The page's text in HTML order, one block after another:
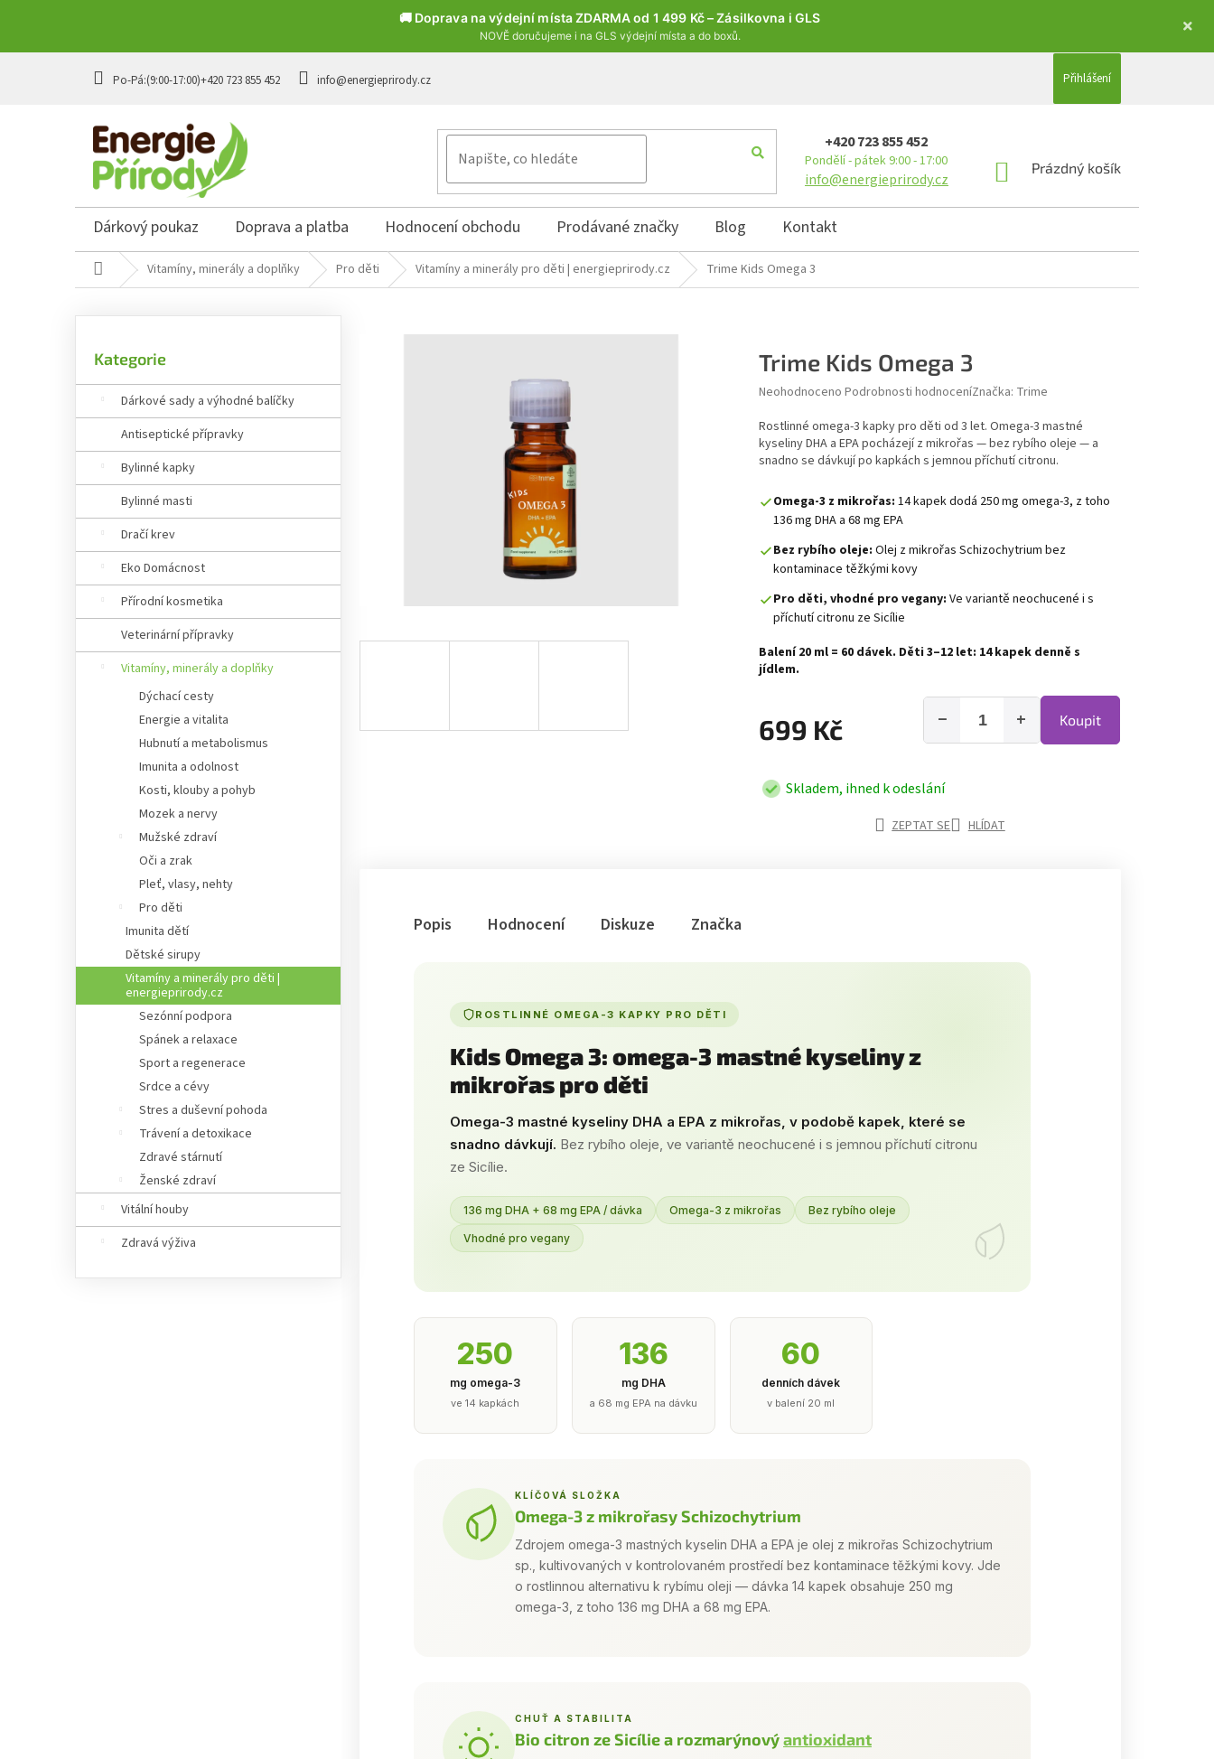
🚚 Doprava na výdejní místa ZDARMA od 1 499 Kč – Zásilkovna i GLS
NOVĚ doručujeme i na GLS výdejní místa a do boxů.
+420 723 855 452 info@energieprirody.cz Přihlášení
+420 723 855 452
Pondělí - pátek 9:00 - 17:00
info@energieprirody.cz
NÁKUPNÍ KOŠÍK
Prázdný košík
Dárkový poukaz Doprava a platba Hodnocení obchodu Prodávané značky Blog Kontakt
Domů Vitamíny, minerály a doplňky Pro děti Vitamíny a minerály pro děti | energieprirody.cz Trime Kids Omega 3
Kategorie
Dárkové sady a výhodné balíčky
Antiseptické přípravky
Bylinné kapky
Bylinné masti
Dračí krev
Eko Domácnost
Přírodní kosmetika
Veterinární přípravky
Vitamíny, minerály a doplňky
Dýchací cesty
Energie a vitalita
Hubnutí a metabolismus
Imunita a odolnost
Kosti, klouby a pohyb
Mozek a nervy
Mužské zdraví
Oči a zrak
Pleť, vlasy, nehty
Pro děti
Imunita dětí
Dětské sirupy
Vitamíny a minerály pro děti |
energieprirody.cz
Sezónní podpora
Spánek a relaxace
Sport a regenerace
Srdce a cévy
Stres a duševní pohoda
Trávení a detoxikace
Zdravé stárnutí
Ženské zdraví
Vitální houby
Zdravá výživa
Trime Kids Omega 3
Průměrné hodnocení produktu je 0,0 z 5 hvězdiček.
Neohodnoceno Podrobnosti hodnoceníZnačka: Trime
Rostlinné omega-3 kapky pro děti od 3 let. Omega-3 mastné
kyseliny DHA a EPA pocházejí z mikrořas — bez rybího oleje — a
snadno se dávkují po kapkách s jemnou příchutí citronu.
Omega-3 z mikrořas: 14 kapek dodá 250 mg omega-3, z toho
136 mg DHA a 68 mg EPA
Bez rybího oleje: Olej z mikrořas Schizochytrium bez
kontaminace těžkými kovy
Pro děti, vhodné pro vegany: Ve variantě neochucené i s
příchutí citronu ze Sicílie
Balení 20 ml = 60 dávek. Děti 3–12 let: 14 kapek denně s
jídlem.
699 Kč +
− Koupit
Skladem, ihned k odeslání
ZEPTAT SE HLÍDAT
Popis Hodnocení Diskuze Značka
ROSTLINNÉ OMEGA-3 KAPKY PRO DĚTI
Kids Omega 3: omega-3 mastné kyseliny z
mikrořas pro děti
Omega-3 mastné kyseliny DHA a EPA z mikrořas, v podobě kapek, které se
snadno dávkují. Bez rybího oleje, ve variantě neochucené i s jemnou příchutí citronu
ze Sicílie.
136 mg DHA + 68 mg EPA / dávka Omega-3 z mikrořas Bez rybího oleje
Vhodné pro vegany
250
mg omega-3
ve 14 kapkách
136
mg DHA
a 68 mg EPA na dávku
60
denních dávek
v balení 20 ml
KLÍČOVÁ SLOŽKA
Omega-3 z mikrořasy Schizochytrium
Zdrojem omega-3 mastných kyselin DHA a EPA je olej z mikrořas Schizochytrium
sp., kultivovaných v kontrolovaném prostředí bez kontaminace těžkými kovy. Jde
o rostlinnou alternativu k rybímu oleji — dávka 14 kapek obsahuje 250 mg
omega-3, z toho 136 mg DHA a 68 mg EPA.
CHUŤ A STABILITA
Bio citron ze Sicílie a rozmarýnovýantioxidant